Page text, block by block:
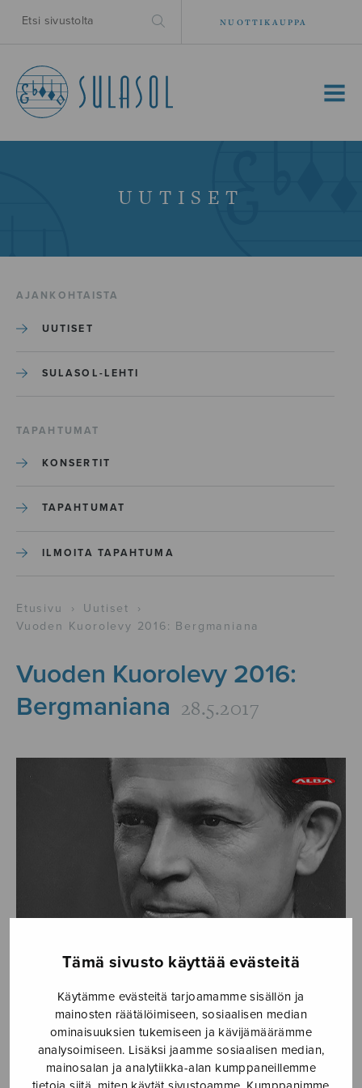
Tämä sivusto käyttää evästeitä
Käytämme evästeitä tarjoamamme sisällön ja
mainosten räätälöimiseen, sosiaalisen median
ominaisuuksien tukemiseen ja kävijämäärämme
analysoimiseen. Lisäksi jaamme sosiaalisen median,
mainosalan ja analytiikka-alan kumppaneillemme
NUOTTIKAUPPA
MENU
UUTISET
AJANKOHTAISTA
UUTISET
SULASOL-LEHTI
TAPAHTUMAT
KONSERTIT
TAPAHTUMAT
ILMOITA TAPAHTUMA
Etusivu › Uutiset
›
Vuoden Kuorolevy 2016: Bergmaniana
Vuoden Kuorolevy 2016:
Bergmaniana 28.5.2017
Suomen kuoronjohtajayhdistys ry. ja Sulasol ry. ovat